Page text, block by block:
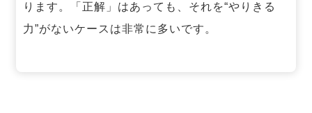
ります。「正解」はあっても、それを“やりきる
力”がないケースは非常に多いです。